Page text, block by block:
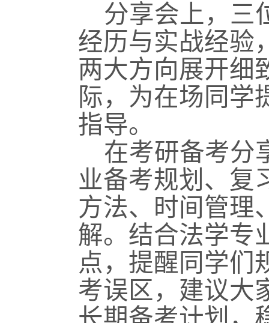
分享会上，三
经历与实战经验
两大方向展开细
际，为在场同学
指导。
在考研备考分
业备考规划、复
方法、时间管理
解。结合法学专
点，提醒同学们
考误区，建议大